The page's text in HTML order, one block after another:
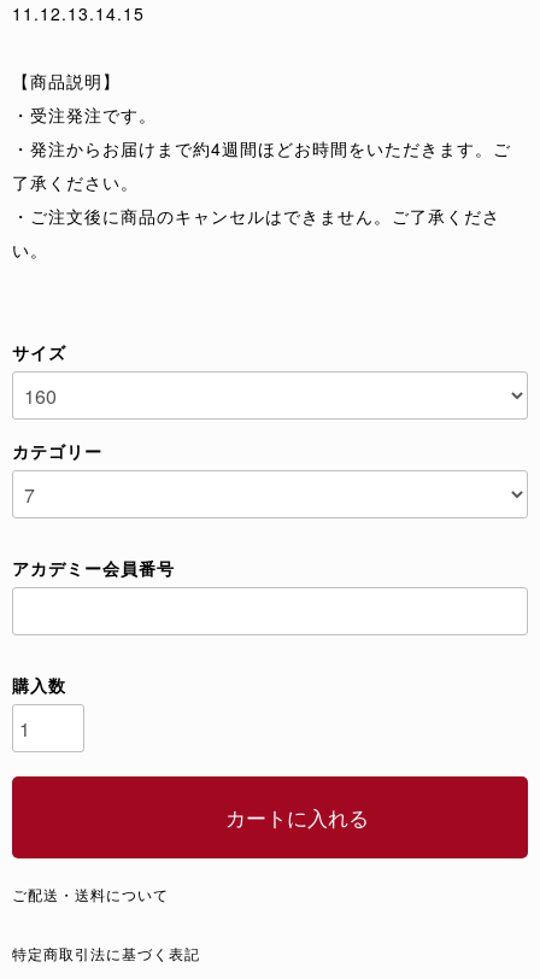
11.12.13.14.15
【商品説明】
・受注発注です。
・発注からお届けまで約4週間ほどお時間をいただきます。ご
了承ください。
・ご注文後に商品のキャンセルはできません。ご了承くださ
い。
サイズ
カテゴリー
アカデミー会員番号
購入数
カートに入れる
ご配送・送料について
特定商取引法に基づく表記